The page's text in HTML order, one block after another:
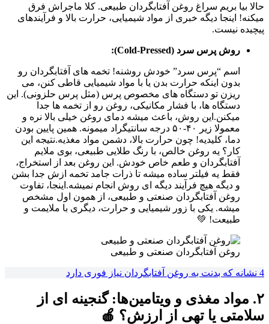
حالا بیا بریم سراغ روغن آفتابگردان طبیعی. کلا ماجراش فرق
میکنه! اینجا دیگه خبری از مواد شیمیایی، حرارت بالا و فرآیندهای
پیچیده نیست.
روش پرس سرد (Cold-Pressed):
اسم “پرس سرد” خودش روشنه! تخمه های آفتابگردان رو
بدون اینکه حرارت بدن یا با مواد شیمیایی قاطی کنن، می
ریزن تو دستگاه های مخصوص پرس (مثل پرس حلزونی). این
دستگاه ها، با فشار مکانیکی، روغن رو از تخمه ها جدا
میکنن.این روش، باعث میشه دمای روغن خیلی بالا نره و
معمولا زیر ۴۰-۵۰ درجه سانتیگراد میمونه. همین پایین بودن
دما، کلیدیه! چون حرارت بالا، دشمن مواد مغذیه.نتیجه این
کار؟ یه روغن خالص، با رنگ طلایی طبیعی، بوی ملایم
آفتابگردان و طعم خاص خودش. این روغن بعد از استخراج،
فقط یه فیلتر ساده میشه تا ذرات جامد تخمه ازش جدا بشن
و دیگه هیچ فرآیند دیگه ای روش انجام نمیشه.اینجا، تفاوت
روغن آفتابگردان صنعتی و طبیعی، از همون اول مشخص
میشه. یکی با زور شیمیایی و حرارت، دیگری با ملایمت و
طبیعت! 💚
روغن آفتابگردان صنعتی و طبیعی
4 نشانه که بدنت به روغن آفتابگردان نیاز فوری دارد
۲. مواد مغذی و ویتامین‌ها: گنجینه ای از
سلامتی یا تهی از ارزش؟ 🍎